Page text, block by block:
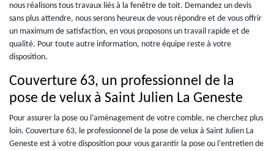
nous réalisons tous travaux liés à la fenêtre de toit. Demandez un devis
sans plus attendre, nous serons heureux de vous répondre et de vous offrir
un maximum de satisfaction, en vous proposons un travail rapide et de
qualité. Pour toute autre information, notre équipe reste à votre
disposition.
Couverture 63, un professionnel de la
pose de velux à Saint Julien La Geneste
Pour assurer la pose ou l’aménagement de votre comble, ne cherchez plus
loin. Couverture 63, le professionnel de la pose de velux à Saint Julien La
Geneste est à votre disposition pour vous garantir la pose ou l’entretien de